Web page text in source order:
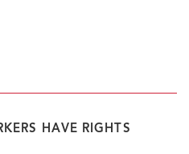
HAVE RIGHTS